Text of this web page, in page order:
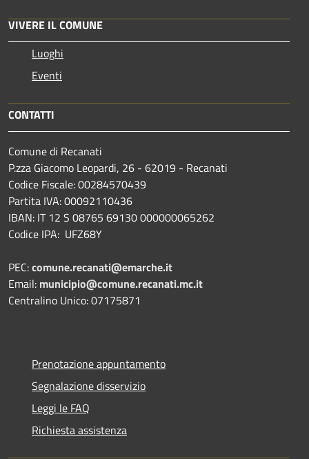
VIVERE IL COMUNE
Luoghi
Eventi
CONTATTI
Comune di Recanati
P.zza Giacomo Leopardi, 26 - 62019 - Recanati
Codice Fiscale: 00284570439
Partita IVA: 00092110436
IBAN: IT 12 S 08765 69130 000000065262
Codice IPA: UFZ68Y
PEC:comune.recanati@emarche.it
Email: municipio@comune.recanati.mc.it
Centralino Unico: 07175871
Prenotazione appuntamento
Segnalazione disservizio
Leggi le FAQ
Richiesta assistenza